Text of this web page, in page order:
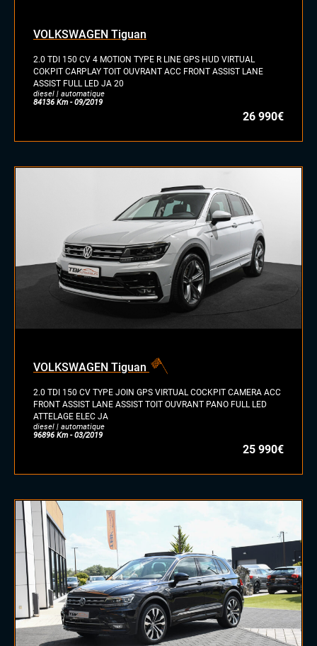
VOLKSWAGEN Tiguan
2.0 TDI 150 CV 4 MOTION TYPE R LINE GPS HUD VIRTUAL
COKPIT CARPLAY TOIT OUVRANT ACC FRONT ASSIST LANE
ASSIST FULL LED JA 20
diesel | automatique
84136 Km - 09/2019
26 990€
VOLKSWAGEN Tiguan
2.0 TDI 150 CV TYPE JOIN GPS VIRTUAL COCKPIT CAMERA ACC
FRONT ASSIST LANE ASSIST TOIT OUVRANT PANO FULL LED
ATTELAGE ELEC JA
diesel | automatique
96896 Km - 03/2019
25 990€